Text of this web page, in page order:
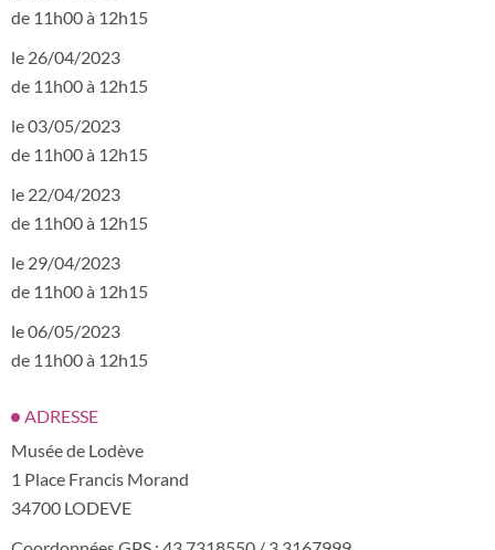
de 11h00 à 12h15
le 26/04/2023
de 11h00 à 12h15
le 03/05/2023
de 11h00 à 12h15
le 22/04/2023
de 11h00 à 12h15
le 29/04/2023
de 11h00 à 12h15
le 06/05/2023
de 11h00 à 12h15
ADRESSE
Musée de Lodève
1 Place Francis Morand
34700 LODEVE